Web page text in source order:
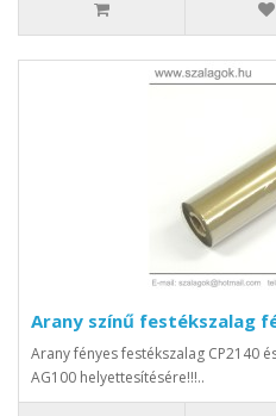
Arany színű festékszalag
Arany fényes festékszalag CP2140
AG100 helyettesítésére!!!..